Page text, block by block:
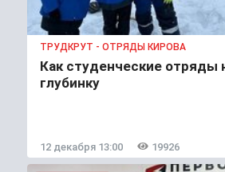
ТРУДКРУТ - ОТРЯДЫ КИРОВА
Как студенческие отряды
глубинку
12 декабря 13:00 19926